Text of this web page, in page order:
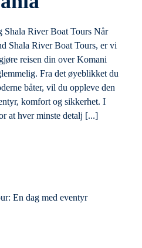
River Boat Tours Når
Shala River Boat Tours, er vi
reisen din over Komani
Fra det øyeblikket du
båter, vil du oppleve den
komfort og sikkerhet. I
at hver minste detalj [...]